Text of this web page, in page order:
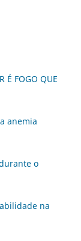
É FOGO QUE
anemia
o
na